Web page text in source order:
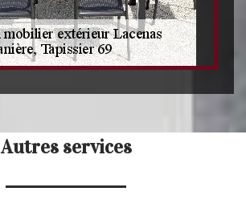
Autres services